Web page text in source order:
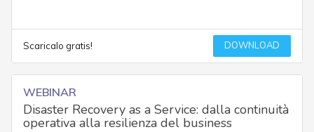
Scaricalo gratis! DOWNLOAD
WEBINAR
Disaster Recovery as a Service: dalla continuità
operativa alla resilienza del business